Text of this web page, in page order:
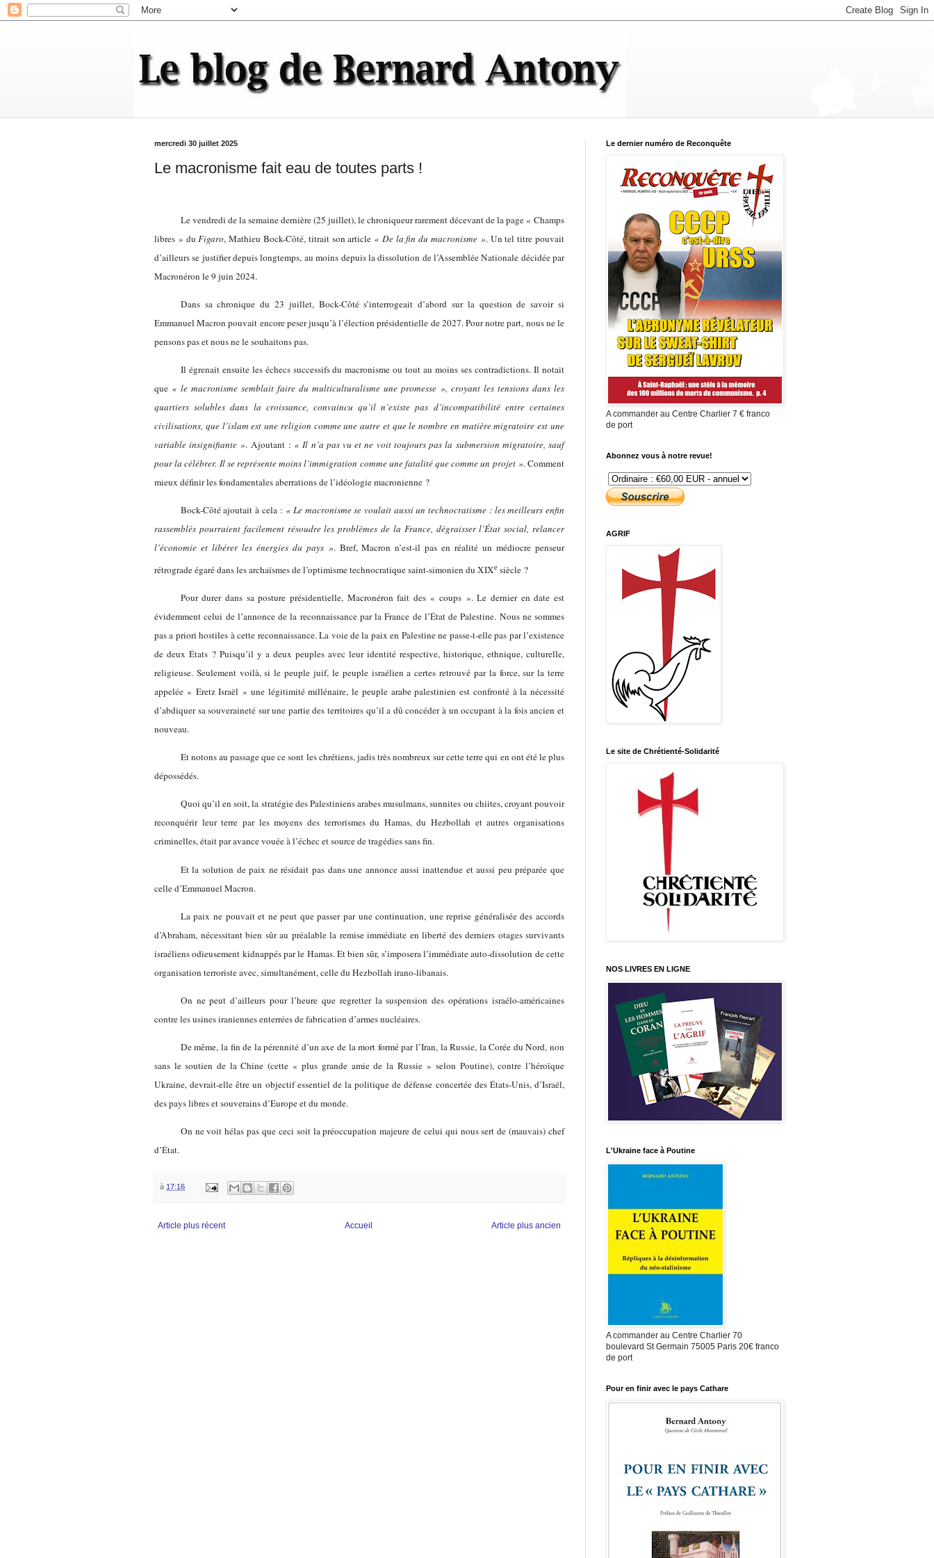
mercredi 30 juillet 2025
Le macronisme fait eau de toutes parts !
Le vendredi de la semaine dernière (25 juillet), le chroniqueur rarement décevant de la page « Champs
libres » duFigaro, Mathieu Bock-Côté, titrait son article « De la fin du macronisme ». Un tel titre pouvait
d’ailleurs se justifier depuis longtemps, au moins depuis la dissolution de l’Assemblée Nationale décidée par
Macronéron le 9 juin 2024.
Dans sa chronique du 23 juillet, Bock-Côté s’interrogeait d’abord sur la question de savoir si
Emmanuel Macron pouvait encore peser jusqu’à l’élection présidentielle de 2027. Pour notre part, nous ne le
pensons pas et nous ne le souhaitons pas.
Il égrenait ensuite les échecs successifs du macronisme ou tout au moins ses contradictions. Il notait
que « le macronisme semblait faire du multiculturalisme une promesse », croyant les tensions dans les
quartiers solubles dans la croissance, convaincu qu’il n’existe pas d’incompatibilité entre certaines
civilisations, que l’islam est une religion comme une autre et que le nombre en matière migratoire est une
variable insignifiante ». Ajoutant : « Il n’a pas vu et ne voit toujours pas la submersion migratoire, sauf
pour la célébrer. Il se représente moins l’immigration comme une fatalité que comme un projet ». Comment
mieux définir les fondamentales aberrations de l’idéologie macronienne ?
Bock-Côté ajoutait à cela : « Le macronisme se voulait aussi un technocratisme : les meilleurs enfin
rassemblés pourraient facilement résoudre les problèmes de la France, dégraisser l’État social, relancer
l’économie et libérer les énergies du pays ». Bref, Macron n’est-il pas en réalité un médiocre penseur
rétrograde égaré dans les archaïsmes de l’optimisme technocratique saint-simonien du XIXe siècle ?
Pour durer dans sa posture présidentielle, Macronéron fait des « coups ». Le dernier en date est
évidemment celui de l’annonce de la reconnaissance par la France de l’État de Palestine. Nous ne sommes
pas a priori hostiles à cette reconnaissance. La voie de la paix en Palestine ne passe-t-elle pas par l’existence
de deux États ? Puisqu’il y a deux peuples avec leur identité respective, historique, ethnique, culturelle,
religieuse. Seulement voilà, si le peuple juif, le peuple israélien a certes retrouvé par la force, sur la terre
appelée « Eretz Israël » une légitimité millénaire, le peuple arabe palestinien est confronté à la nécessité
d’abdiquer sa souveraineté sur une partie des territoires qu’il a dû concéder à un occupant à la fois ancien et
nouveau.
Et notons au passage que ce sont les chrétiens, jadis très nombreux sur cette terre qui en ont été le plus
dépossédés.
Quoi qu’il en soit, la stratégie des Palestiniens arabes musulmans, sunnites ou chiites, croyant pouvoir
reconquérir leur terre par les moyens des terrorismes du Hamas, du Hezbollah et autres organisations
criminelles, était par avance vouée à l’échec et source de tragédies sans fin.
Et la solution de paix ne résidait pas dans une annonce aussi inattendue et aussi peu préparée que
celle d’Emmanuel Macron.
La paix ne pouvait et ne peut que passer par une continuation, une reprise généralisée des accords
d’Abraham, nécessitant bien sûr au préalable la remise immédiate en liberté des derniers otages survivants
israéliens odieusement kidnappés par le Hamas. Et bien sûr, s’imposera l’immédiate auto-dissolution de cette
organisation terroriste avec, simultanément, celle du Hezbollah irano-libanais.
On ne peut d’ailleurs pour l’heure que regretter la suspension des opérations israélo-américaines
contre les usines iraniennes enterrées de fabrication d’armes nucléaires.
De même, la fin de la pérennité d’un axe de la mort formé par l’Iran, la Russie, la Corée du Nord, non
sans le soutien de la Chine (cette « plus grande amie de la Russie » selon Poutine), contre l’héroïque
Ukraine, devrait-elle être un objectif essentiel de la politique de défense concertée des États-Unis, d’Israël,
des pays libres et souverains d’Europe et du monde.
On ne voit hélas pas que ceci soit la préoccupation majeure de celui qui nous sert de (mauvais) chef
d’État.
à 17:16
Article plus récent Article plus ancien
Accueil
Le dernier numéro de Reconquête
A commander au Centre Charlier 7 € franco
de port
Abonnez vous à notre revue!
AGRIF
Le site de Chrétienté-Solidarité
NOS LIVRES EN LIGNE
L'Ukraine face à Poutine
A commander au Centre Charlier 70
boulevard St Germain 75005 Paris 20€ franco
de port
Pour en finir avec le pays Cathare